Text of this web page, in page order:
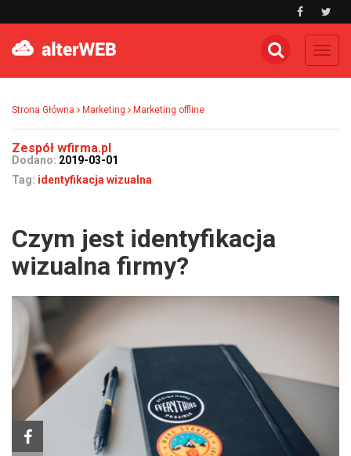
Strona Główna Marketing Marketing offline
Zespół wfirma.pl
Dodano: 2019-03-01
Tag: identyfikacja wizualna
Czym jest identyfikacja
wizualna firmy?